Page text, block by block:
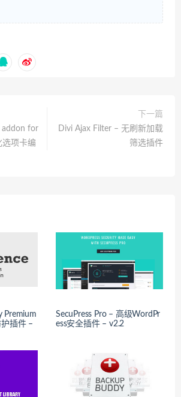
addon for
选项卡编
下一篇
Divi Ajax Filter – 无刷新加载
筛选插件
Premium
插件 –
SecuPress Pro – 高级WordPr
ess安全插件 – v2.2